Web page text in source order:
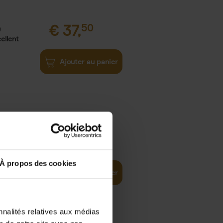
À propos des cookies
relatives aux médias
€ 37,50
Ajouter au panier
world 29,99
Ajouter au panier